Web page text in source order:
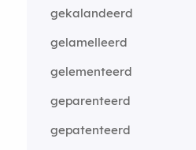
gekalandeerd
gelamelleerd
gelementeerd
geparenteerd
gepatenteerd